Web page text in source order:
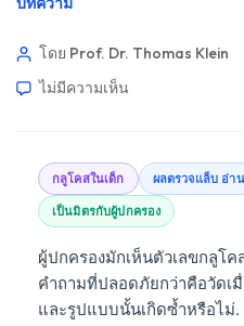
โดย Prof. Dr. Thomas Klein
ไม่มีความเห็น
กลูโคสในเด็ก ผลตรวจแล็บ อ่าน
เป็นมิตรกับผู้ปกครอง
ผู้ปกครองมักเห็นตัวเลขกลูโ
คำถามที่ปลอดภัยกว่าคือวัดเ
และรูปแบบนั้นเกิดซ้ำหรือไม่.